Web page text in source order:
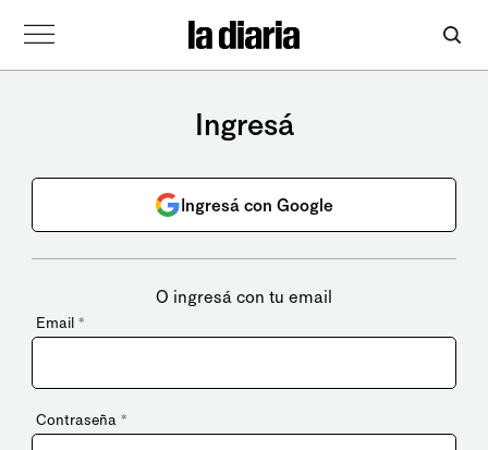
Ingresá
Ingresá con Google
O ingresá con tu email
Email *
Contraseña *